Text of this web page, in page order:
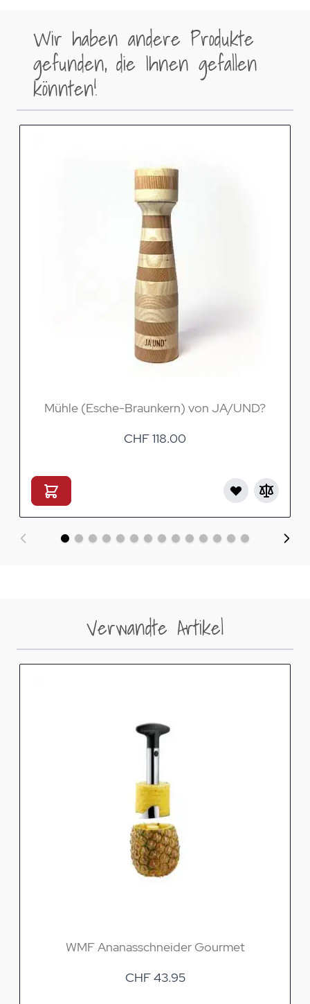
Wir haben andere Produkte
gefunden, die Ihnen gefallen
könnten!
Mühle (Esche-Braunkern) von JA/UND?
CHF 118.00
Verwandte Artikel
WMF Ananasschneider Gourmet
CHF 43.95